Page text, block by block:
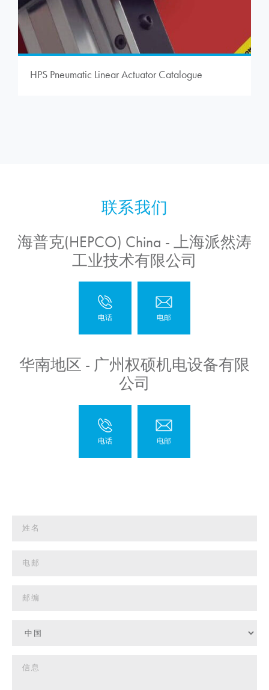
HPS Pneumatic Linear Actuator Catalogue
海普克(HEPCO) China - 上海派然涛
工业技术有限公司
华南地区 - 广州权硕机电设备有限
公司